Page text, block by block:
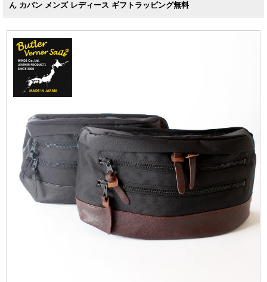
ん カバン メンズ レディース ギフトラッピング無料